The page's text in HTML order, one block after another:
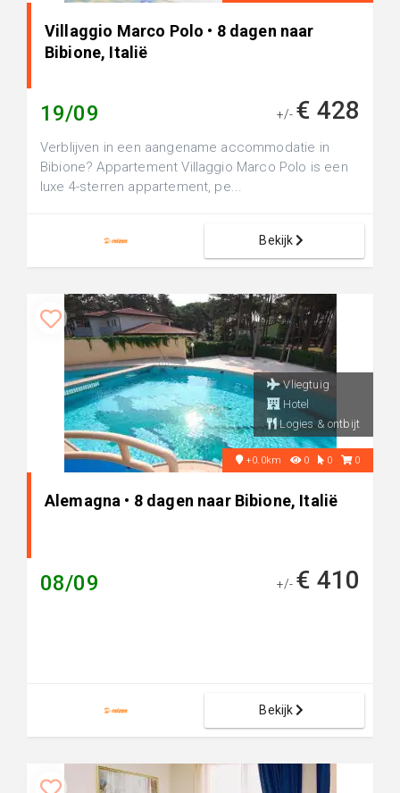
Villaggio Marco Polo • 8 dagen naar
Bibione, Italië
19/09 +/- € 428
Verblijven in een aangename accommodatie in
Bibione? Appartement Villaggio Marco Polo is een
luxe 4-sterren appartement, pe...
Bekijk
Vliegtuig
Hotel
Logies & ontbijt
+0.0km 0 0 0
Alemagna • 8 dagen naar Bibione, Italië
08/09 +/- € 410
Bekijk